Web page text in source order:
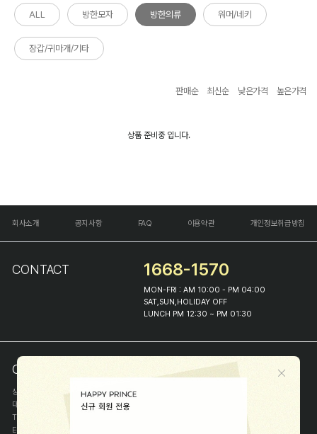
ALL 방한모자 방한의류 워머/네키
장갑/귀마개/기타
판매순 최신순 낮은가격 높은가격
상품 준비중 입니다.
회사소개 공지사항 FAQ 이용약관 개인정보취급방침
CONTACT 1668-1570
MON-FRI : AM 10:00 - PM 04:00
SAT,SUN,HOLIDAY OFF
LUNCH PM 12:30 ~ PM 01:30
COMPANY INFO
상호
(주)해피프린스
대표
이화진
TEL
E-MAIL